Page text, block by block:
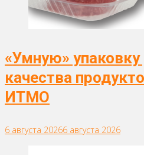
«Умную»
качества
ИТМО
6 августа 20266 августа 2026